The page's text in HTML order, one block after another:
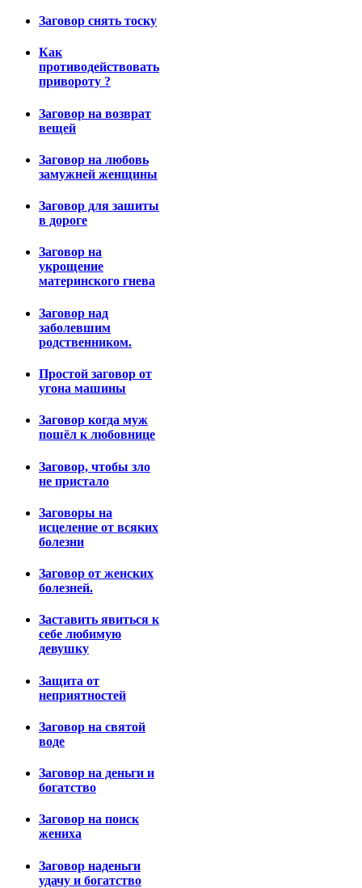
Заговор снять тоску
Как
противодействовать
привороту ?
Заговор на возврат
вещей
Заговор на любовь
замужней женщины
Заговор для зашиты
в дороге
Заговор на
укрощение
материнского гнева
Заговор над
заболевшим
родственником.
Простой заговор от
угона машины
Заговор когда муж
пошёл к любовнице
Заговор, чтобы зло
не пристало
Заговоры на
исцеление от всяких
болезни
Заговор от женских
болезней.
Заставить явиться к
себе любимую
девушку
Защита от
неприятностей
Заговор на святой
воде
Заговор на деньги и
богатство
Заговор на поиск
жениха
Заговор наденьги
удачу и богатство